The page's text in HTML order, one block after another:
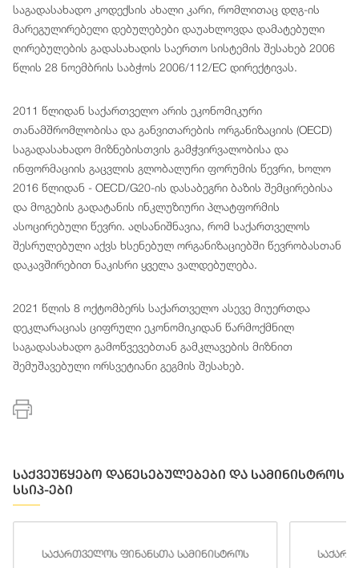
საგადასახადო კოდექსის ახალი კარი, რომლითაც დღგ-ის
მარეგულირებელი დებულებები დაუახლოვდა დამატებული
ღირებულების გადასახადის საერთო სისტემის შესახებ 2006
წლის 28 ნოემბრის საბჭოს 2006/112/EC დირექტივას.
2011 წლიდან საქართველო არის ეკონომიკური
თანამშრომლობისა და განვითარების ორგანიზაციის (OECD)
საგადასახადო მიზნებისთვის გამჭვირვალობისა და
ინფორმაციის გაცვლის გლობალური ფორუმის წევრი, ხოლო
2016 წლიდან - OECD/G20-ის დასაბეგრი ბაზის შემცირებისა
და მოგების გადატანის ინკლუზიური პლატფორმის
ასოცირებული წევრი. აღსანიშნავია, რომ საქართველოს
შესრულებული აქვს ხსენებულ ორგანიზაციებში წევრობასთან
დაკავშირებით ნაკისრი ყველა ვალდებულება.
2021 წლის 8 ოქტომბერს საქართველო ასევე მიუერთდა
დეკლარაციას ციფრული ეკონომიკიდან წარმოქმნილ
საგადასახადო გამოწვევებთან გამკლავების მიზნით
შემუშავებული ორსვეტიანი გეგმის შესახებ.
საქვეუწყებო დაწესებულებები და სამინისტროს
სსიპ-ები
საქართველოს ფინანსთა სამინისტროს